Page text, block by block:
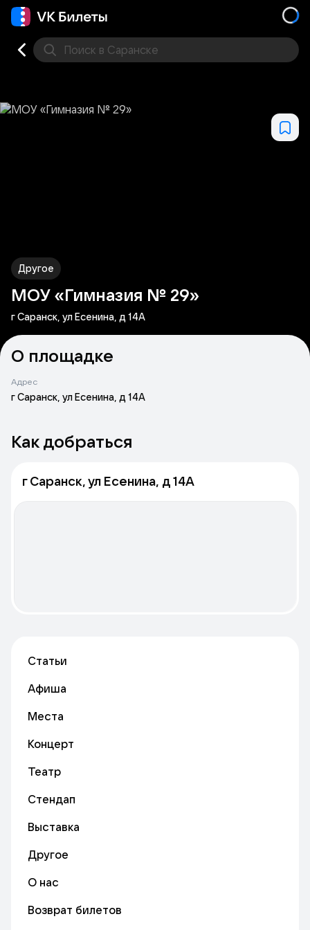
Поиск в Саранске
Другое
МОУ «Гимназия № 29»
г Саранск, ул Есенина, д 14А
О площадке
Адрес
г Саранск, ул Есенина, д 14А
Как добраться
г Саранск, ул Есенина, д 14А
Статьи
Афиша
Места
Концерт
Театр
Стендап
Выставка
Другое
О нас
Возврат билетов